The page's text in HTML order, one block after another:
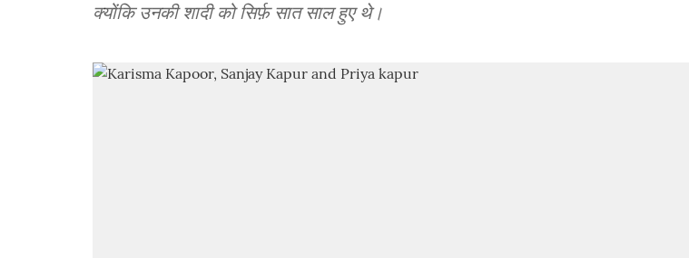
क्योंकि उनकी शादी को सिर्फ़ सात साल हुए थे।